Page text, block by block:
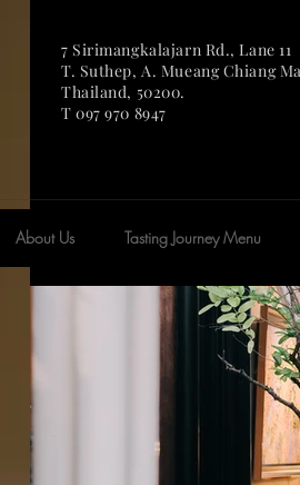
7 Sirimangkalajarn Rd., Lane 11
T. Suthep, A. Mueang Chiang
Thailand, 50200.
T 097 970 8947
About Us Tasting Journey Menu